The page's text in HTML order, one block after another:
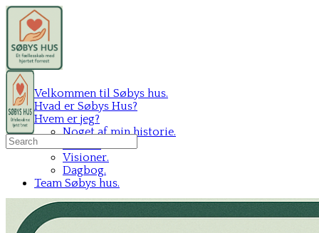
Velkommen til Søbys hus.
Hvad er Søbys Hus?
Hvem er jeg?
Noget af min historie.
Visioner.
Dagbog.
Team Søbys hus.
Sign in Sign up
Search
for: